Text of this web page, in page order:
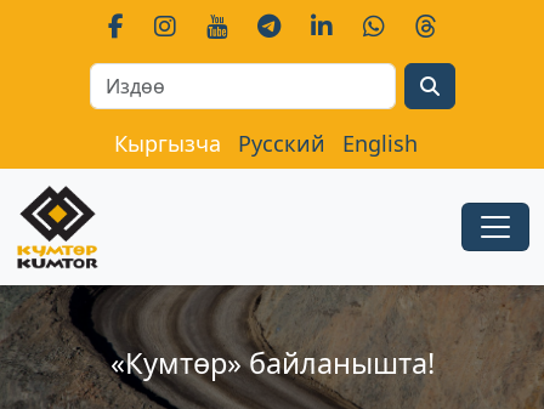
Кыргызча Русский English
«Кумтөр» байланышта!